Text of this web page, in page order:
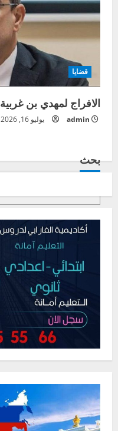
قضايا
الافراج لمهدي بن غربية
admin يوليو 16, 2026
بحث